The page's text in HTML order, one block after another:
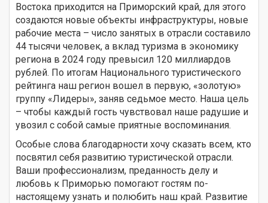
Востока приходится на Приморский край, для этого
создаются новые объекты инфраструктуры, новые
рабочие места – число занятых в отрасли составило
44 тысячи человек, а вклад туризма в экономику
региона в 2024 году превысил 120 миллиардов
рублей. По итогам Национального туристического
рейтинга наш регион вошел в первую, «золотую»
группу «Лидеры», заняв седьмое место. Наша цель
– чтобы каждый гость чувствовал наше радушие и
увозил с собой самые приятные воспоминания.
Особые слова благодарности хочу сказать всем, кто
посвятил себя развитию туристической отрасли.
Ваши профессионализм, преданность делу и
любовь к Приморью помогают гостям по-
настоящему узнать и полюбить наш край. Развитие